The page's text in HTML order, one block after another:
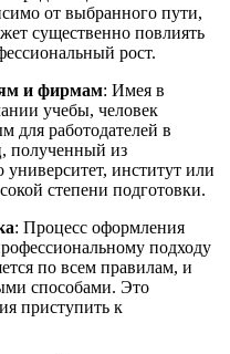
от выбранного пути,
существенно повлиять
рост.
и фирмам: Имея в
учебы, человек
для работодателей в
полученный из
университет, институт или
степени подготовки.
: Процесс оформления
подходу
по всем правилам, и
способами. Это
приступить к